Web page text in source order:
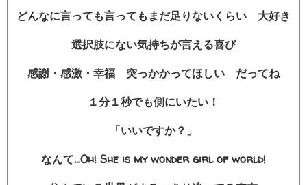
どんなに言っても言ってもまだ足りないくらい 大好き
選択肢にない気持ちが言える喜び
感謝・感激・幸福 突っかかってほしい だってね
１分１秒でも側にいたい！
「いいですか？」
なんて…Oh! She is my wonder girl of world!